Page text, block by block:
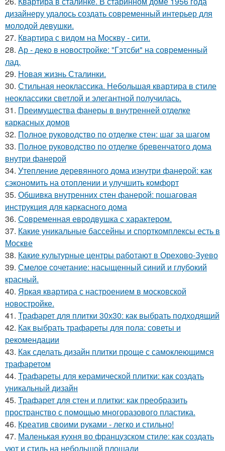
дизайнеру удалось создать современный интерьер для
молодой девушки.
27. Квартира с видом на Москву - сити.
28. Ар - деко в новостройке: "Гэтсби" на современный
лад.
29. Новая жизнь Сталинки.
30. Стильная неоклассика. Небольшая квартира в стиле
неоклассики светлой и элегантной получилась.
31. Преимущества фанеры в внутренней отделке
каркасных домов
32. Полное руководство по отделке стен: шаг за шагом
33. Полное руководство по отделке бревенчатого дома
внутри фанерой
34. Утепление деревянного дома изнутри фанерой: как
сэкономить на отоплении и улучшить комфорт
35. Обшивка внутренних стен фанерой: пошаговая
инструкция для каркасного дома
36. Современная евродвушка с характером.
37. Какие уникальные бассейны и спорткомплексы есть в
Москве
38. Какие культурные центры работают в Орехово-Зуево
39. Смелое сочетание: насыщенный синий и глубокий
красный.
40. Яркая квартира с настроением в московской
новостройке.
41. Трафарет для плитки 30х30: как выбрать подходящий
42. Как выбрать трафареты для пола: советы и
рекомендации
43. Как сделать дизайн плитки проще с самоклеющимся
трафаретом
44. Трафареты для керамической плитки: как создать
уникальный дизайн
45. Трафарет для стен и плитки: как преобразить
пространство с помощью многоразового пластика.
46. Креатив своими руками - легко и стильно!
47. Маленькая кухня во французском стиле: как создать
уют и стиль на небольшой площади